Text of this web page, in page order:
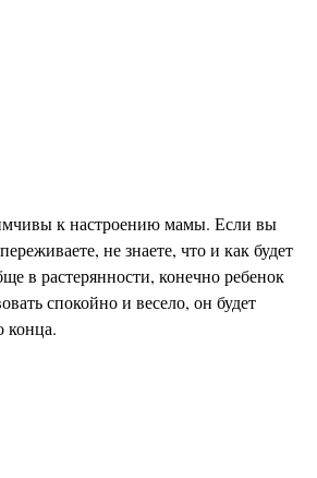
к настроению мамы. Если вы
не знаете, что и как будет
в растерянности, конечно ребенок
спокойно и весело, он будет
конца.